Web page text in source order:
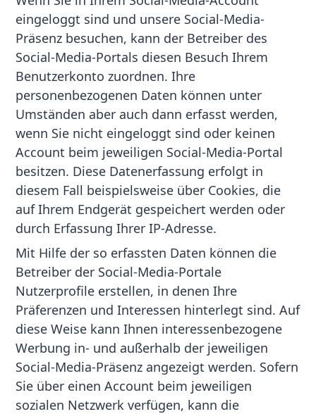
eingeloggt sind und unsere Social-Media-
Präsenz besuchen, kann der Betreiber des
Social-Media-Portals diesen Besuch Ihrem
Benutzerkonto zuordnen. Ihre
personenbezogenen Daten können unter
Umständen aber auch dann erfasst werden,
wenn Sie nicht eingeloggt sind oder keinen
Account beim jeweiligen Social-Media-Portal
besitzen. Diese Datenerfassung erfolgt in
diesem Fall beispielsweise über Cookies, die
auf Ihrem Endgerät gespeichert werden oder
durch Erfassung Ihrer IP-Adresse.
Mit Hilfe der so erfassten Daten können die
Betreiber der Social-Media-Portale
Nutzerprofile erstellen, in denen Ihre
Präferenzen und Interessen hinterlegt sind. Auf
diese Weise kann Ihnen interessenbezogene
Werbung in- und außerhalb der jeweiligen
Social-Media-Präsenz angezeigt werden. Sofern
Sie über einen Account beim jeweiligen
sozialen Netzwerk verfügen, kann die